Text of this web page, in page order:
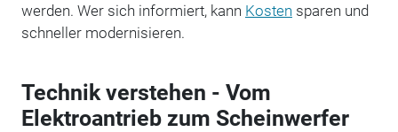
werden. Wer sich informiert, kann Kosten sparen und
schneller modernisieren.
Technik verstehen - Vom
Elektroantrieb zum Scheinwerfer